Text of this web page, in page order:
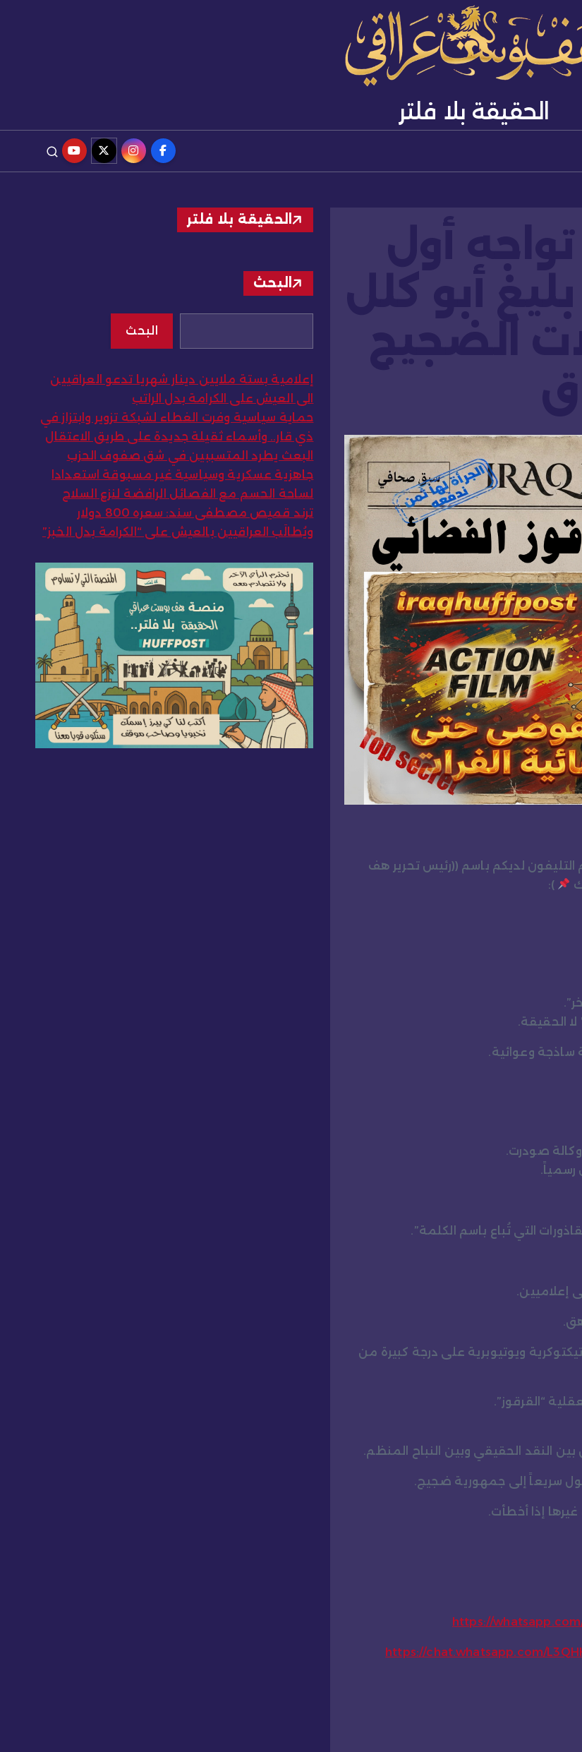
الحقيقة بلا فلتر
أول
أبو كلل
الضجيج
التليفون لديكم باسم ((رئيس تحرير هف
):
الحقيقة.
ساذجة وعوائية.
وكالة صودرت.
التي تُباع باسم الكلمة”.
إعلاميين.
ويوتيوبرية على درجة كبيرة من
“القرقوز”.
بين النقد الحقيقي وبين النباح المنظم.
سريعاً إلى جمهورية ضجيج.
إذا أخطأت.
https://
https://chat.whatsapp.com/
الحقيقة بلا فلتر
البحث
البحث
إعلامية بستة ملايين دينار شهريا تدعو العراقيين
الى العيش على الكرامة بدل الراتب
حماية سياسية وفرت الغطاء لشبكة تزوير وابتزاز في
ذي قار.. وأسماء ثقيلة جديدة على طريق الاعتقال
البعث يطرد المتسببين في شق صفوف الحزب
جاهزية عسكرية وسياسية غير مسبوقة استعدادا
لساحة الحسم مع الفصائل الرافضة لنزع السلاح
ترند قميص مصطفى سند: سعره 800 دولار
ويُطالَب العراقيين بالعيش على “الكرامة بدل الخبز”